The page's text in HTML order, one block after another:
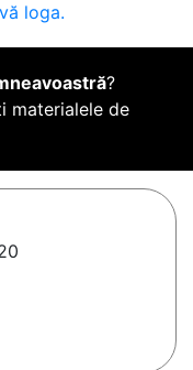
loga.
?
materialele de